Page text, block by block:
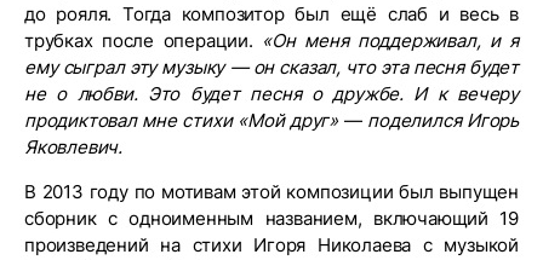
до рояля. Тогда композитор был ещё слаб и весь в
трубках после операции. «Он меня поддерживал, и я
ему сыграл эту музыку — он сказал, что эта песня будет
не о любви. Это будет песня о дружбе. И к вечеру
продиктовал мне стихи «Мой друг» —поделился Игорь
Яковлевич.
В 2013 году по мотивам этой композиции был выпущен
сборник с одноименным названием, включающий 19
произведений на стихи Игоря Николаева с музыкой